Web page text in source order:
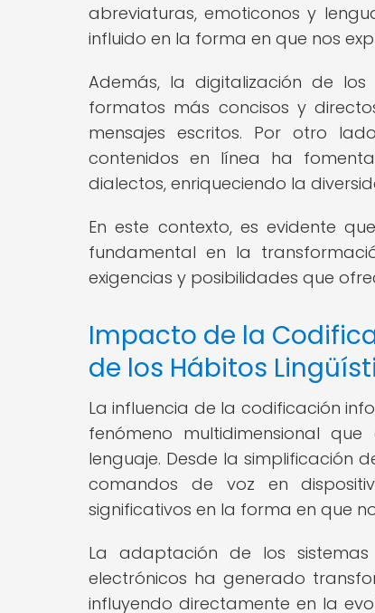
abreviaturas, emoticonos y
influido en la forma en que nos
Además, la digitalización de
formatos más concisos y
mensajes escritos. Por otro
contenidos en línea ha
dialectos, enriqueciendo la
En este contexto, es evidente
fundamental en la
exigencias y posibilidades que
Impacto de la
de los Hábitos
La influencia de la codificación
fenómeno multidimensional
lenguaje. Desde la simplificación
comandos de voz en
significativos en la forma en que
La adaptación de los
electrónicos ha generado
influyendo directamente en la